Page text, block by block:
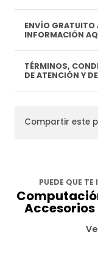
ENVÍO GRATUITO
INFORMACIÓN
TÉRMINOS,
DE ATENCIÓN Y
Compartir este
PUEDE QUE
Accesorios